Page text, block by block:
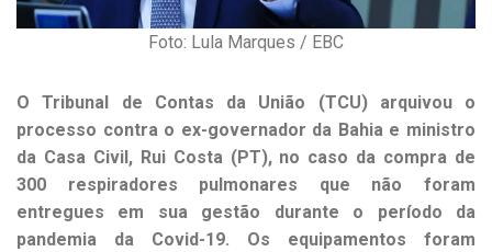
Foto: Lula Marques / EBC
O Tribunal de Contas da União (TCU) arquivou o
processo contra o ex-governador da Bahia e ministro
da Casa Civil, Rui Costa (PT), no caso da compra de
300 respiradores pulmonares que não foram
entregues em sua gestão durante o período da
pandemia da Covid-19. Os equipamentos foram